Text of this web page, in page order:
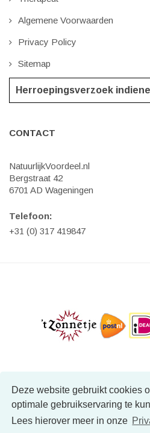
Deze website gebruikt cookies
optimale gebruikservaring te
Lees hierover meer in onze
Algemene Voorwaarden
Privacy Policy
Sitemap
Herroepingsverzoek
CONTACT
NatuurlijkVoordeel.nl
Bergstraat 42
6701 AD Wageningen
Telefoon:
+31 (0) 317 419847